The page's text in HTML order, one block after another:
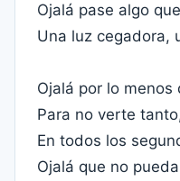
Ojalá pase algo
Una luz cegadora,
Ojalá por lo
Para no verte
En todos los
Ojalá que no